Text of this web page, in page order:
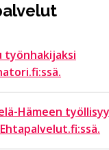
työnhakijaksi
sivustolle
Hämeen
sivustolle